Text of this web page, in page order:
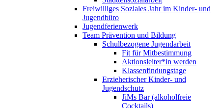
Freiwilliges Soziales Jahr im Kinder- und
Jugendbüro
Jugendferienwerk
Team Prävention und Bildung
Schulbezogene Jugendarbeit
Fit für Mitbestimmung
Aktionsleiter*in werden
Klassenfindungstage
Erzieherischer Kinder- und
Jugendschutz
JiMs Bar (alkoholfreie
Cocktails)